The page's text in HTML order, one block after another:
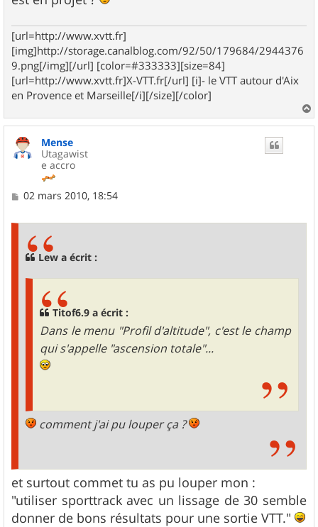
[url=http://www.xvtt.fr]
[img]http://storage.canalblog.com/92/50/179684/2944376
9.png[/img][/url] [color=#333333][size=84]
[url=http://www.xvtt.fr]X-VTT.fr[/url] [i]- le VTT autour d'Aix
en Provence et Marseille[/i][/size][/color]
a
Mense
Utagawist
e accro
M
02 mars 2010, 18:54
Lew a écrit :
Titof6.9 a écrit :
Dans le menu "Profil d'altitude", c'est le champ
qui s'appelle "ascension totale"...
comment j'ai pu louper ça ?
et surtout commet tu as pu louper mon :
"utiliser sporttrack avec un lissage de 30 semble
donner de bons résultats pour une sortie VTT."